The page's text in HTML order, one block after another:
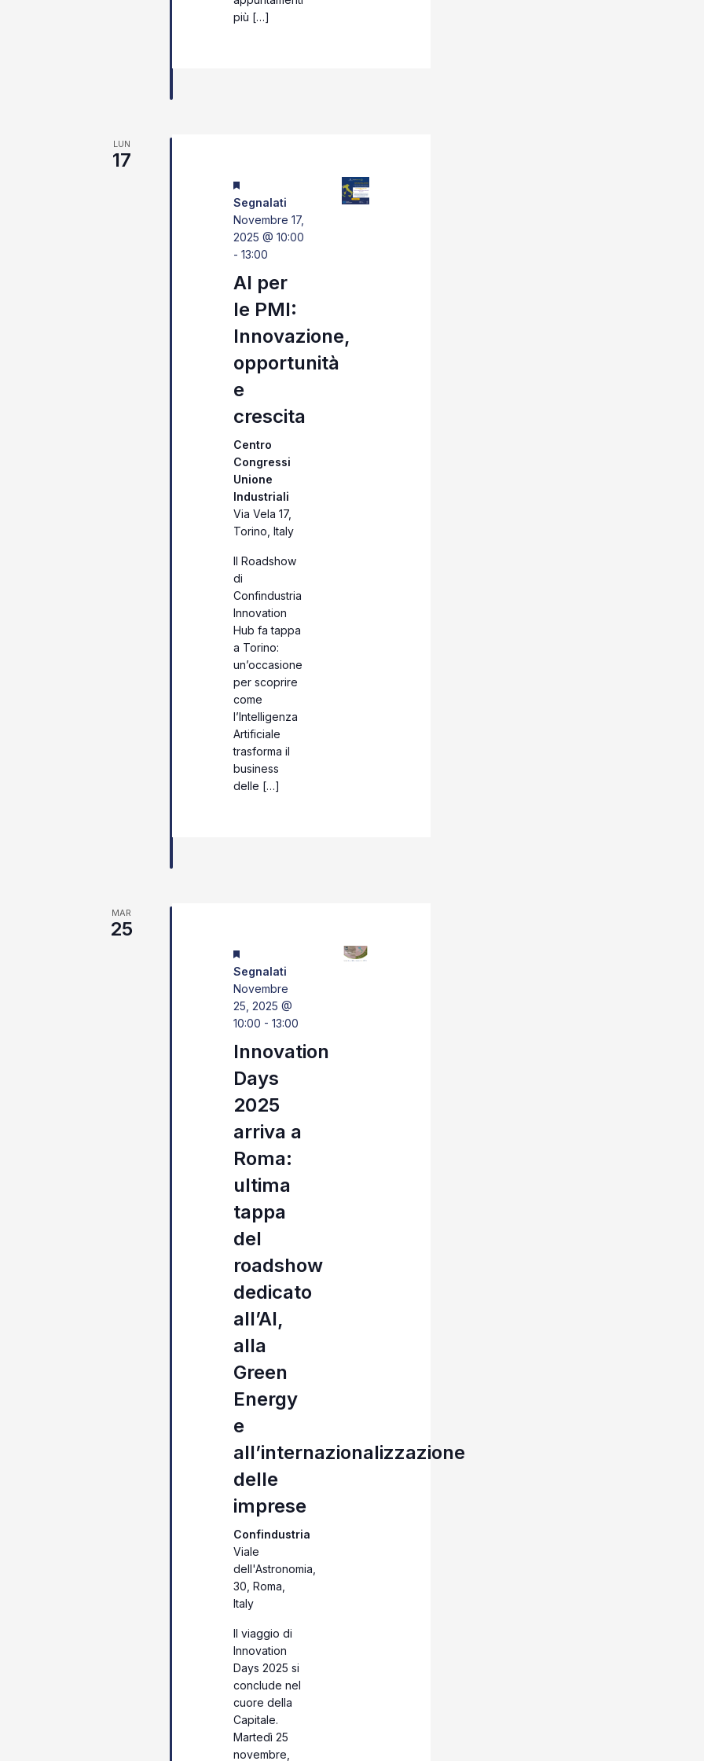
più […]
LUN
17
Segnalati
Novembre 17,
2025 @ 10:00
-13:00
AI per
le PMI:
Innovazione,
opportunità
e
crescita
Centro
Congressi
Unione
Industriali
Via Vela 17,
Torino, Italy
Il Roadshow
di
Confindustria
Innovation
Hub fa tappa
a Torino:
un’occasione
per scoprire
come
l’Intelligenza
Artificiale
trasforma il
business
delle […]
MAR
25
Segnalati
Novembre
25, 2025 @
10:00 -13:00
Innovation
Days
2025
arriva a
Roma:
ultima
tappa
del
roadshow
dedicato
all’AI,
alla
Green
Energy
e
all’internazionalizzazione
delle
imprese
Confindustria
Viale
dell'Astronomia,
30, Roma,
Italy
Il viaggio di
Innovation
Days 2025 si
conclude nel
cuore della
Capitale.
Martedì 25
novembre,